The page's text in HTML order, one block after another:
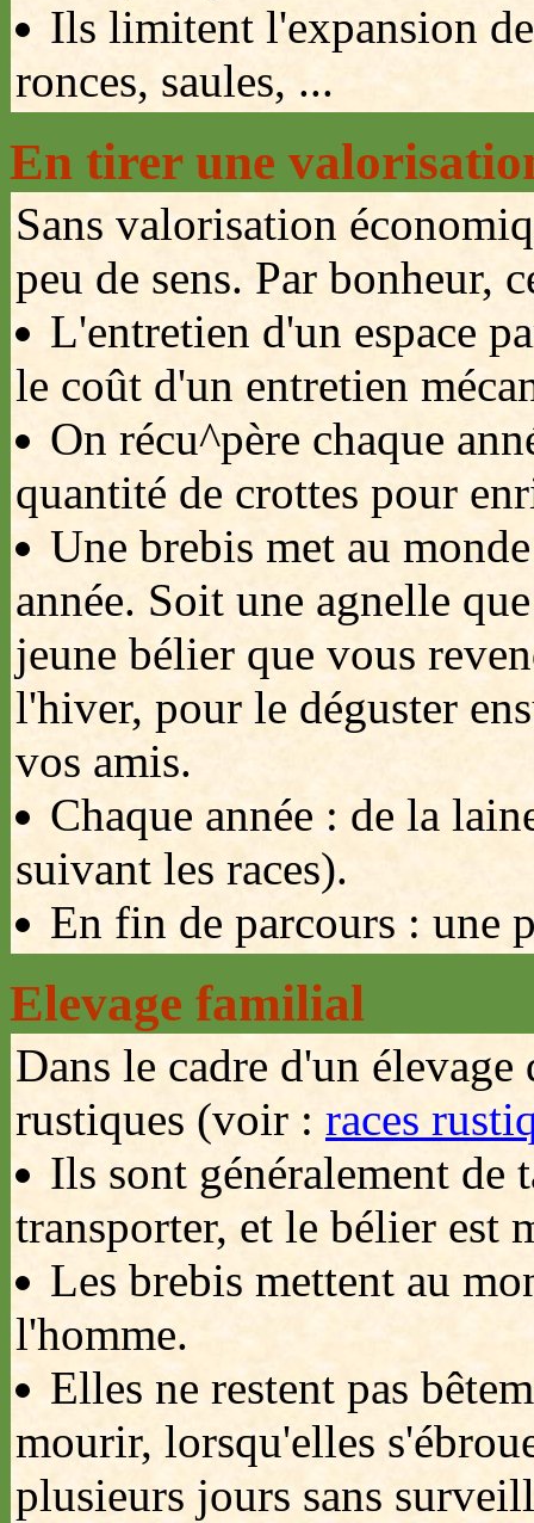
Ils limitent l'expansion
ronces, saules, ...
En tirer une
Sans valorisation
peu de sens. Par bonheur,
L'entretien d'un espace
le coût d'un entretien
On récu^père chaque
quantité de crottes pour
Une brebis met au
année. Soit une agnelle
jeune bélier que vous
l'hiver, pour le déguster
vos amis.
Chaque année : de la
suivant les races).
En fin de parcours : une
Elevage familial
Dans le cadre d'un
rustiques (voir : races
Ils sont généralement de
transporter, et le bélier est
Les brebis mettent au
l'homme.
Elles ne restent pas
mourir, lorsqu'elles
plusieurs jours sans